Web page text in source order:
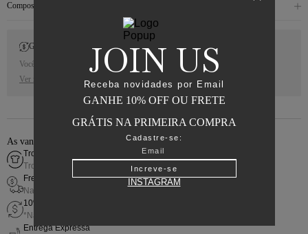
Composição
Gift Back
Você receberá 10% de Cash Back para a sua próxima compra.
Ver regras
As vantagens de comprar online
Troca fácil
Troca simples e rápida
Frete grátis
Nas compras acima de R$800,00
10% de Gift Back em sua próxima compra
*Não cumulativo com outras promoções.
Entrega Expressa
JOIN US
Receba novidades por Email
GANHE 10% OFF OU FRETE
GRÁTIS NA PRIMEIRA COMPRA
Cadastre-se:
Increve-se
INSTAGRAM